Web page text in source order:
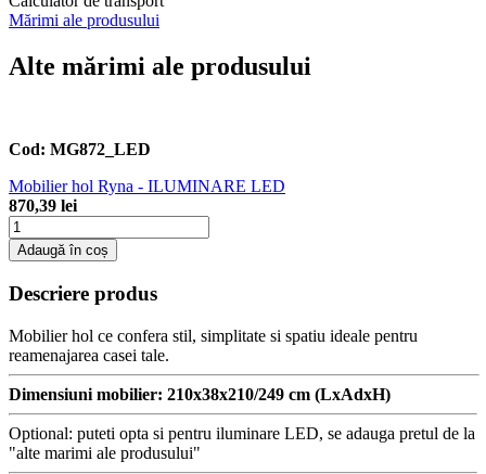
Mărimi ale produsului
Alte mărimi ale produsului
Cod: MG872_LED
Mobilier hol Ryna - ILUMINARE LED
870,39 lei
Adaugă în coș
Descriere produs
Mobilier hol ce confera stil, simplitate si spatiu ideale pentru
reamenajarea casei tale.
Dimensiuni mobilier: 210x38x210/249 cm (LxAdxH)
Optional: puteti opta si pentru iluminare LED, se adauga pretul de la
"alte marimi ale produsului"